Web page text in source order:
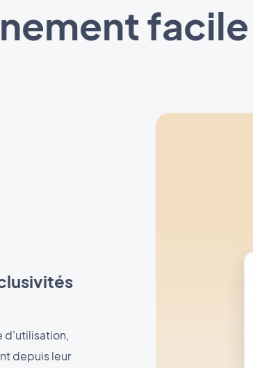
d'utilisation,
depuis leur